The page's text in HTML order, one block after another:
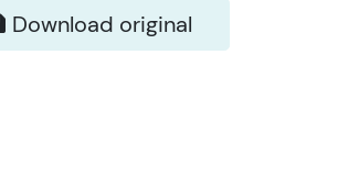
Download original